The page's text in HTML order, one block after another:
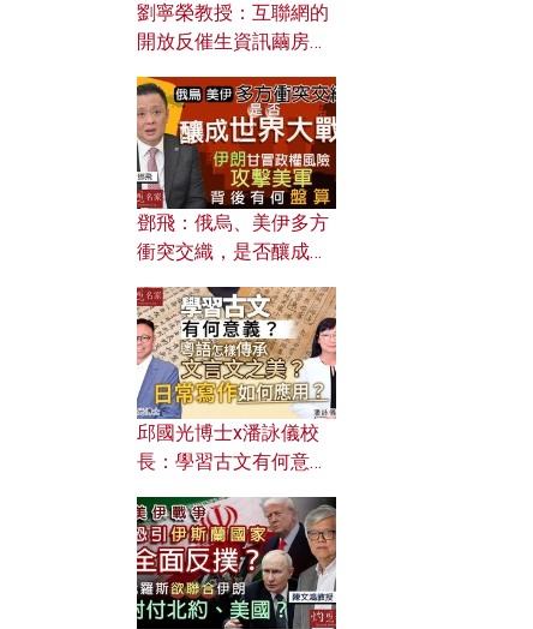
劉寧榮教授：互聯網的
開放反催生資訊繭房，
何避免遭AI演算法操
控？
鄧飛：俄烏、美伊多方
衝突交織，是否釀成世
風險攻擊美軍，背後有
何盤算？
邱國光博士x潘詠儀校
長：學習古文有何意
文之美？ 日常寫作如何
應用？